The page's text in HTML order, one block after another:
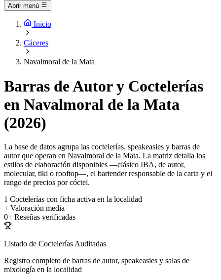
Abrir menú
Inicio
Cáceres
Navalmoral de la Mata
Barras de Autor y Coctelerías
en Navalmoral de la Mata
(2026)
La base de datos agrupa las coctelerías, speakeasies y barras de
autor que operan en Navalmoral de la Mata. La matriz detalla los
estilos de elaboración disponibles —clásico IBA, de autor,
molecular, tiki o rooftop—, el bartender responsable de la carta y el
rango de precios por cóctel.
1 Coctelerías con ficha activa en la localidad
+ Valoración media
0+ Reseñas verificadas
Listado de Coctelerías Auditadas
Registro completo de barras de autor, speakeasies y salas de
mixología en la localidad